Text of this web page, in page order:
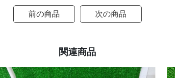
前の商品 次の商品
関連商品